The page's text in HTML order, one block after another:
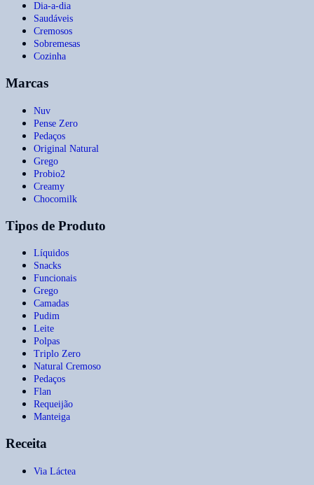
Dia-a-dia
Saudáveis
Cremosos
Sobremesas
Cozinha
Marcas
Nuv
Pense Zero
Pedaços
Original Natural
Grego
Probio2
Creamy
Chocomilk
Tipos de Produto
Líquidos
Snacks
Funcionais
Grego
Camadas
Pudim
Leite
Polpas
Triplo Zero
Natural Cremoso
Pedaços
Flan
Requeijão
Manteiga
Receita
Via Láctea